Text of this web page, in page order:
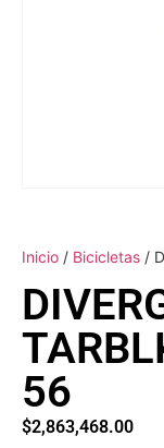
Inicio / Bicicletas /
56
$2,863,468.00